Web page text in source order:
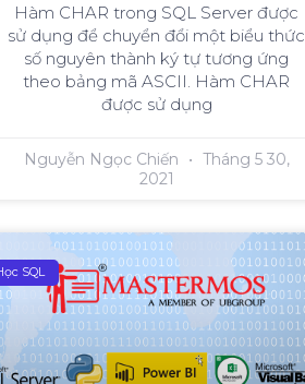
Hàm CHAR trong SQL Server được
sử dụng để chuyển đổi một biểu thức
số nguyên thành ký tự tương ứng
theo bảng mã ASCII. Hàm CHAR
được sử dụng
Nguyễn Ngọc Chiến
Tháng 5 30,
2021
SQL